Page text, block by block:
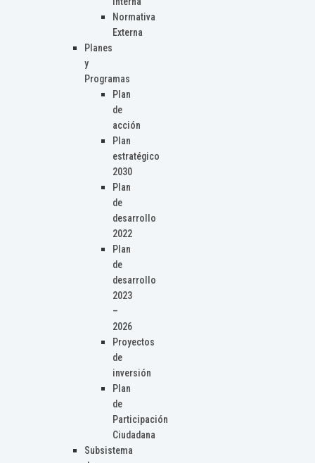
Normativa
Externa
Planes
y
Programas
Plan
de
acción
Plan
estratégico
2030
Plan
de
desarrollo
2022
Plan
de
desarrollo
2023
–
2026
Proyectos
de
inversión
Plan
de
Participación
Ciudadana
Subsistema